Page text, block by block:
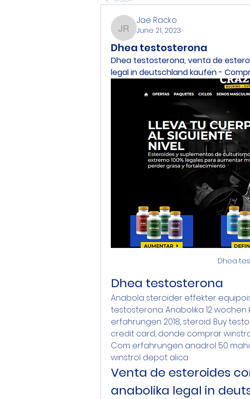
Jae Racko
Jae Racko
June 21, 2023
Dhea testosterona
Dhea testosterona, venta de
legal in deutschland kaufen -
Dhea
Dhea testosterona
Anabola steroider effekter
testosterona. Anabolika 12
erfahrungen 2018, steroid. Buy
credit card, donde comprar
Com erfahrungen anadrol 50
winstrol depot alica
Venta de esteroides
anabolika legal in